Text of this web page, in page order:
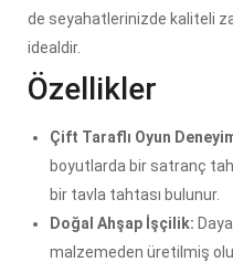
de seyahatlerinizde kaliteli
idealdir.
Özellikler
Çift Taraflı Oyun
boyutlarda bir satranç
bir tavla tahtası bulunur.
Doğal Ahşap İşçilik:
malzemeden üretilmiş